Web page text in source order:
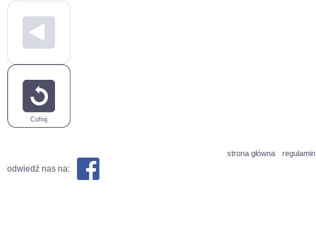
Cofnij
strona główna regulamin
odwiedź nas na: